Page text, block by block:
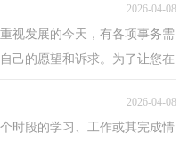
2026-04-08
视发展的今天，有各项事务需
己的愿望和诉求。为了让您在
2026-04-08
时段的学习、工作或其完成情